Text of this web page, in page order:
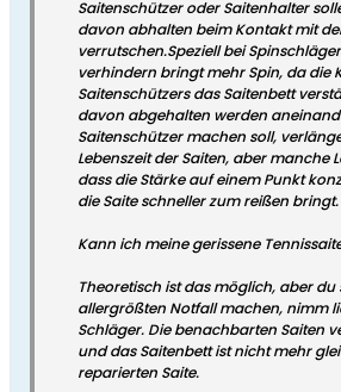
Saitenschützer oder Saitenhalter
davon abhalten beim Kontakt mit
verrutschen.Speziell bei
verhindern bringt mehr Spin, da die
Saitenschützers das Saitenbett
davon abgehalten werden
Saitenschützer machen soll,
Lebenszeit der Saiten, aber manche
dass die Stärke auf einem Punkt
die Saite schneller zum reißen bringt.
Kann ich meine gerissene
Theoretisch ist das möglich, aber
allergrößten Notfall machen, nimm
Schläger. Die benachbarten Saiten
und das Saitenbett ist nicht mehr
reparierten Saite.